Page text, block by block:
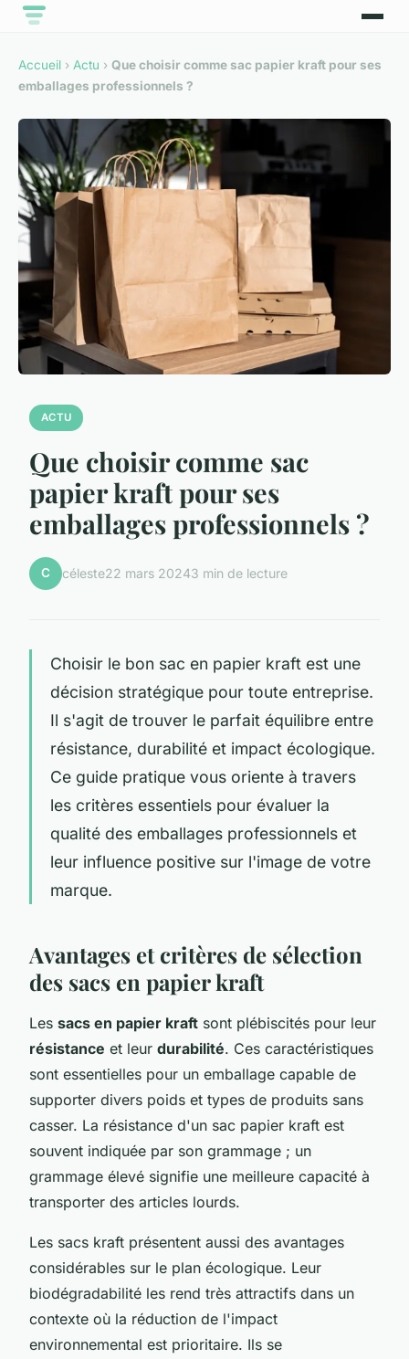
Accueil › Actu › Que choisir comme sac papier kraft pour ses
emballages professionnels ?
ACTU
Que choisir comme sac
papier kraft pour ses
emballages professionnels ?
C céleste22 mars 20243 min de lecture
Choisir le bon sac en papier kraft est une
décision stratégique pour toute entreprise.
Il s'agit de trouver le parfait équilibre entre
résistance, durabilité et impact écologique.
Ce guide pratique vous oriente à travers
les critères essentiels pour évaluer la
qualité des emballages professionnels et
leur influence positive sur l'image de votre
marque.
Avantages et critères de sélection
des sacs en papier kraft
Les sacs en papier kraft sont plébiscités pour leur
résistance et leur durabilité. Ces caractéristiques
sont essentielles pour un emballage capable de
supporter divers poids et types de produits sans
casser. La résistance d'un sac papier kraft est
souvent indiquée par son grammage ; un
grammage élevé signifie une meilleure capacité à
transporter des articles lourds.
Les sacs kraft présentent aussi des avantages
considérables sur le plan écologique. Leur
biodégradabilité les rend très attractifs dans un
contexte où la réduction de l'impact
environnemental est prioritaire. Ils se